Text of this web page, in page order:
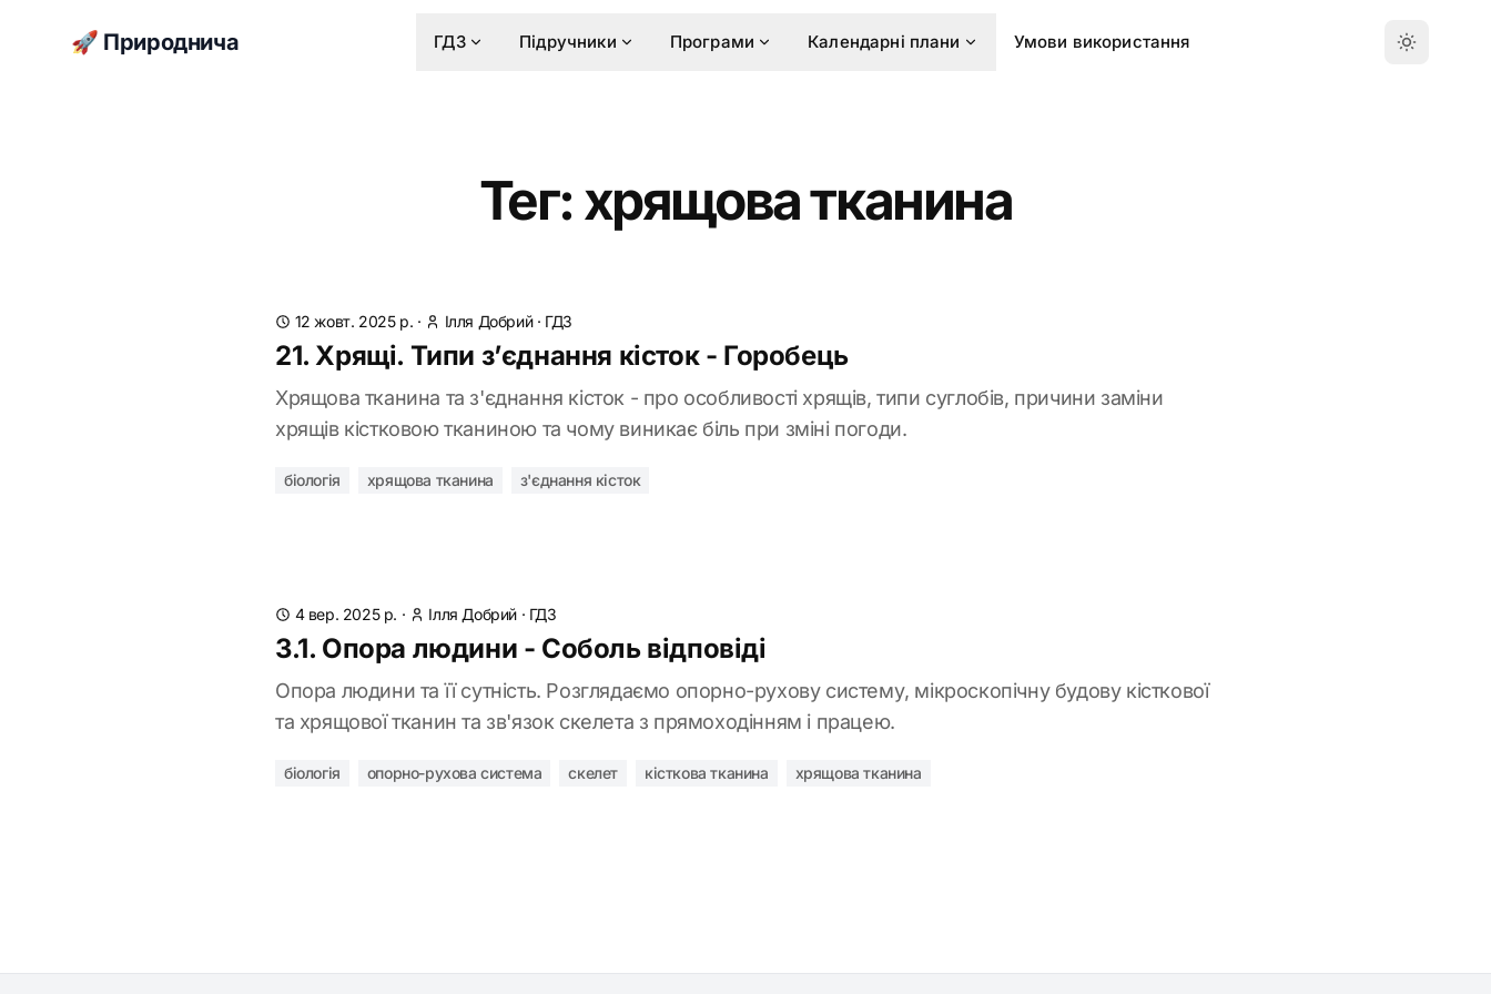
🚀 Природнича ГДЗ Підручники Програми Календарні плани Умови використання
Тег: хрящова тканина
12 жовт. 2025 р. · Ілля Добрий· ГДЗ
21. Хрящі. Типи з’єднання кісток - Горобець
Хрящова тканина та з'єднання кісток - про особливості хрящів, типи суглобів, причини заміни
хрящів кістковою тканиною та чому виникає біль при зміні погоди.
біологія хрящова тканина з'єднання кісток
4 вер. 2025 р. · Ілля Добрий · ГДЗ
3.1. Опора людини - Соболь відповіді
Опора людини та її сутність. Розглядаємо опорно-рухову систему, мікроскопічну будову кісткової
та хрящової тканин та зв'язок скелета з прямоходінням і працею.
біологія опорно-рухова система скелет кісткова тканина хрящова тканина